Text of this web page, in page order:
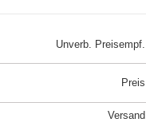
Unverb. Preisempf.
Preis
Versand